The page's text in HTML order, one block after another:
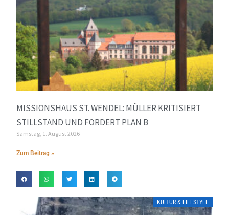
MISSIONSHAUS ST. WENDEL: MÜLLER KRITISIERT
STILLSTAND UND FORDERT PLAN B
Samstag, 1. August 2026
Zum Beitrag »
KULTUR & LIFESTYLE